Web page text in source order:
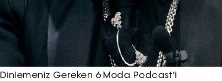
Dinlemeniz Gereken 6 Moda Podcast'i